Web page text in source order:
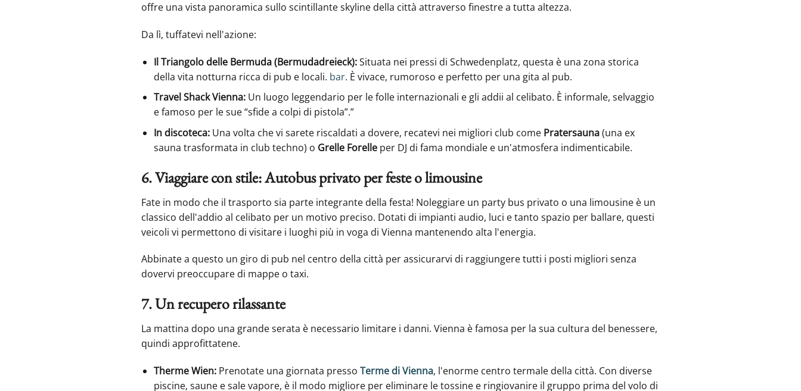
offre una vista panoramica sullo scintillante skyline della città attraverso finestre a tutta altezza.
Da lì, tuffatevi nell'azione:
Il Triangolo delle Bermuda (Bermudadreieck):Situata nei pressi di Schwedenplatz, questa è una zona storica
della vita notturna ricca di pub e locali. bar. È vivace, rumoroso e perfetto per una gita al pub.
Travel Shack Vienna:Un luogo leggendario per le folle internazionali e gli addii al celibato. È informale, selvaggio
e famoso per le sue “sfide a colpi di pistola”.”
In discoteca:Una volta che vi sarete riscaldati a dovere, recatevi nei migliori club come Pratersauna(una ex
sauna trasformata in club techno) o Grelle Forelleper DJ di fama mondiale e un'atmosfera indimenticabile.
6. Viaggiare con stile: Autobus privato per feste o limousine
Fate in modo che il trasporto sia parte integrante della festa! Noleggiare un party bus privato o una limousine è un
classico dell'addio al celibato per un motivo preciso. Dotati di impianti audio, luci e tanto spazio per ballare, questi
veicoli vi permettono di visitare i luoghi più in voga di Vienna mantenendo alta l'energia.
Abbinate a questo un giro di pub nel centro della città per assicurarvi di raggiungere tutti i posti migliori senza
dovervi preoccupare di mappe o taxi.
7. Un recupero rilassante
La mattina dopo una grande serata è necessario limitare i danni. Vienna è famosa per la sua cultura del benessere,
quindi approfittatene.
Therme Wien:Prenotate una giornata presso Terme di Vienna, l'enorme centro termale della città. Con diverse
piscine, saune e sale vapore, è il modo migliore per eliminare le tossine e ringiovanire il gruppo prima del volo di